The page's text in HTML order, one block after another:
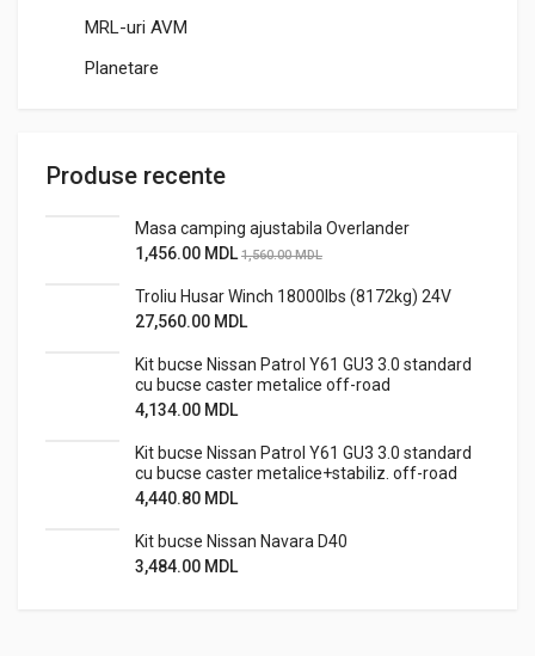
MRL-uri AVM
Planetare
Produse recente
Masa camping ajustabila Overlander
1,456.00 MDL 1,560.00MDL
Troliu Husar Winch 18000lbs (8172kg) 24V
27,560.00 MDL
Kit bucse Nissan Patrol Y61 GU3 3.0 standard
cu bucse caster metalice off-road
4,134.00 MDL
Kit bucse Nissan Patrol Y61 GU3 3.0 standard
cu bucse caster metalice+stabiliz. off-road
4,440.80 MDL
Kit bucse Nissan Navara D40
3,484.00 MDL